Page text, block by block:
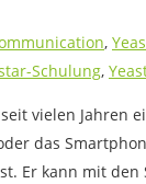
,
Schulung,
vielen
das
Er kann mit